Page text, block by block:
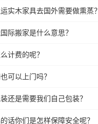
实木家具去国外需要做熏蒸？
际搬家是什么意思？
计费的呢？
可以上门吗？
还是需要我们自己包装？
话你们是怎样保障安全呢？